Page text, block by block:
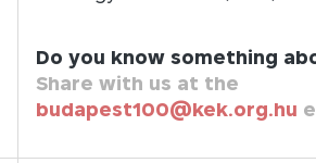
Do you know something
Share with us at the
budapest100@kek.org.hu